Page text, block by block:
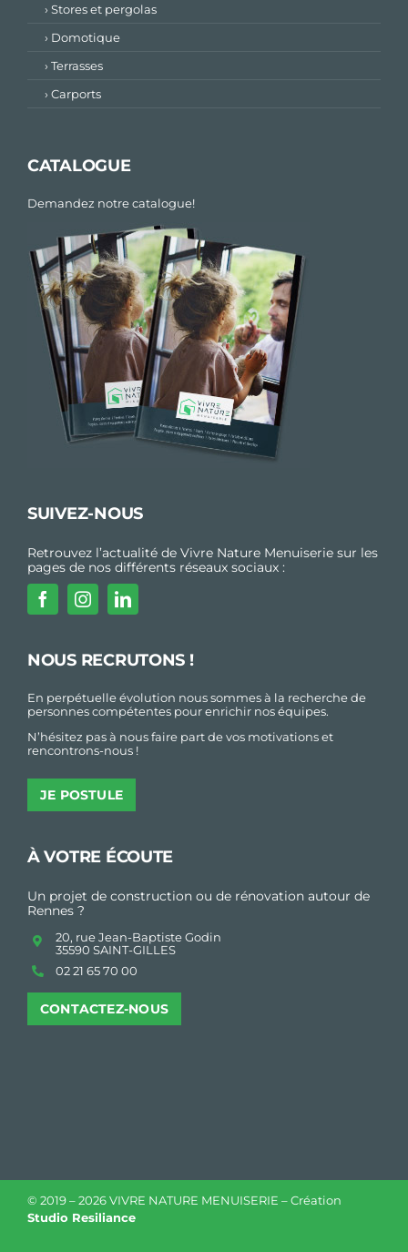
› Stores et pergolas
› Domotique
› Terrasses
› Carports
CATALOGUE
Demandez notre catalogue!
SUIVEZ-NOUS
Retrouvez l’actualité de Vivre Nature Menuiserie sur les
pages de nos différents réseaux sociaux :
NOUS RECRUTONS !
En perpétuelle évolution nous sommes à la recherche de
personnes compétentes pour enrichir nos équipes.
N’hésitez pas à nous faire part de vos motivations et
rencontrons-nous !
JE POSTULE
À VOTRE ÉCOUTE
Un projet de construction ou de rénovation autour de
Rennes ?
20, rue Jean-Baptiste Godin
35590 SAINT-GILLES
02 21 65 70 00
CONTACTEZ-NOUS
© 2019 –2026 VIVRE NATURE MENUISERIE – Création
Studio Resiliance